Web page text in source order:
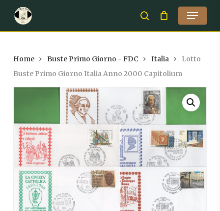
main
search
Menu
Home Buste Primo Giorno - FDC Italia
Lotto
Buste Primo Giorno Italia Anno 2000 Capitolium
Close